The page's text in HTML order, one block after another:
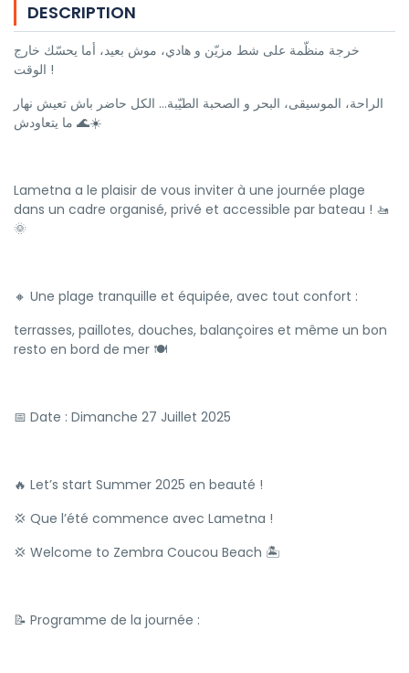
DESCRIPTION
خرجة منظّمة على شط مزيّن و هادي، موش بعيد، أما يحسّك خارج
الوقت !
الراحة، الموسيقى، البحر و الصحبة الطيّبة... الكل حاضر باش تعيش نهار
ما يتعاودش 🌊☀️
Lametna a le plaisir de vous inviter à une journée plage
dans un cadre organisé, privé et accessible par bateau ! 🚤
🌞
🔸 Une plage tranquille et équipée, avec tout confort :
terrasses, paillotes, douches, balançoires et même un bon
resto en bord de mer 🍽️
📅 Date : Dimanche 27 Juillet 2025
🔥 Let’s start Summer 2025 en beauté !
💢 Que l’été commence avec Lametna !
💢 Welcome to Zembra Coucou Beach 🏝
📝 Programme de la journée :